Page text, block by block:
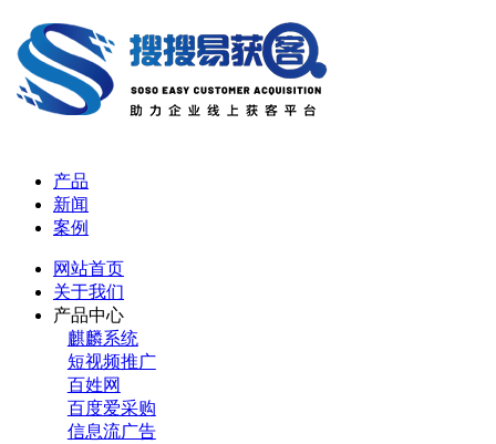
产品
新闻
案例
网站首页
关于我们
产品中心
麒麟系统
短视频推广
百姓网
百度爱采购
信息流广告